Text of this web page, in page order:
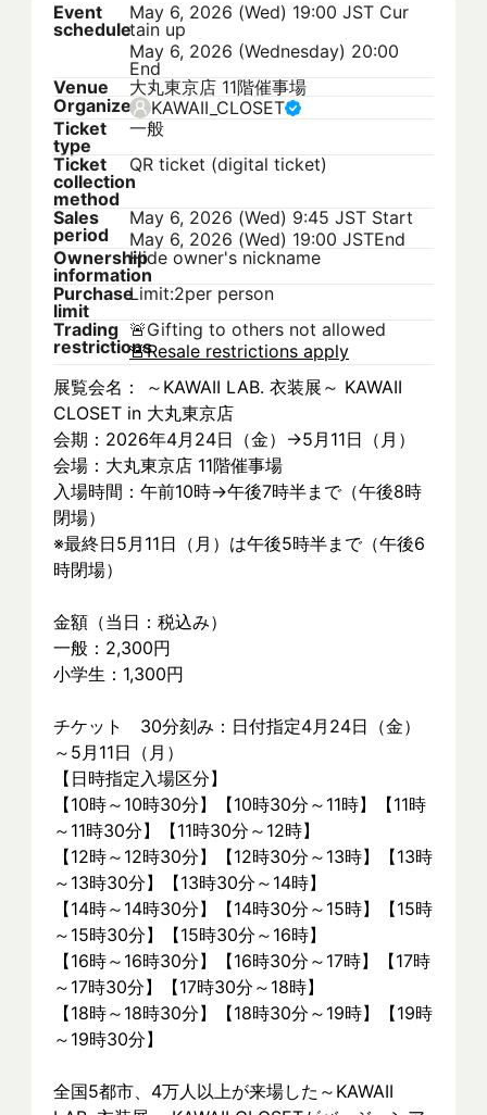
Event
schedule
May 6, 2026 (Wed) 19:00 JST Cur
tain up
May 6, 2026 (Wednesday) 20:00
End
Venue
大丸東京店 11階催事場
Organizer KAWAII_CLOSET
Ticket
type
一般
Ticket
collection
method
QR ticket (digital ticket)
Sales
period
May 6, 2026 (Wed) 9:45 JST Start
May 6, 2026 (Wed) 19:00 JSTEnd
Ownership
information
Hide owner's nickname
Purchase
limit
Limit:2per person
Trading
restrictions
🚨Gifting to others not allowed
🚨Resale restrictions apply
展覧会名： ～KAWAII LAB. 衣装展～ KAWAII
CLOSET in 大丸東京店
会期：2026年4月24日（金）→5月11日（月）
会場：大丸東京店 11階催事場
入場時間：午前10時→午後7時半まで（午後8時
閉場）
※最終日5月11日（月）は午後5時半まで（午後6
時閉場）
金額（当日：税込み）
一般：2,300円
小学生：1,300円
チケット　30分刻み：日付指定4月24日（金）
～5月11日（月）
【日時指定入場区分】
【10時～10時30分】【10時30分～11時】【11時
～11時30分】【11時30分～12時】
【12時～12時30分】【12時30分～13時】【13時
～13時30分】【13時30分～14時】
【14時～14時30分】【14時30分～15時】【15時
～15時30分】【15時30分～16時】
【16時～16時30分】【16時30分～17時】【17時
～17時30分】【17時30分～18時】
【18時～18時30分】【18時30分～19時】【19時
～19時30分】
全国5都市、4万⼈以上が来場した～KAWAII